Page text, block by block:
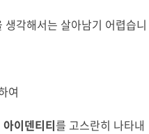
각해서는 살아남기 어렵습니
여
아이덴티티를 고스란히 나타내